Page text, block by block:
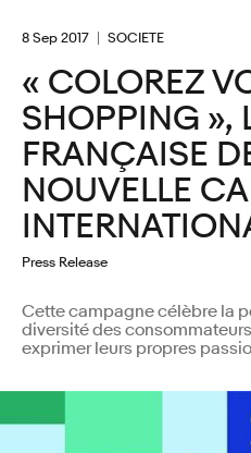
8 Sep 2017 SOCIETE
« COLOREZ
SHOPPING »,
FRANÇAISE
NOUVELLE
Press Release
Cette campagne célèbre la
diversité des
exprimer leurs propres